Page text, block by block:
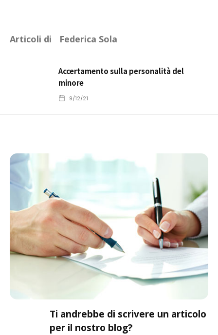
Articoli di Federica Sola
Accertamento sulla personalità del
minore
9/12/21
Ti andrebbe di scrivere un articolo
per il nostro blog?